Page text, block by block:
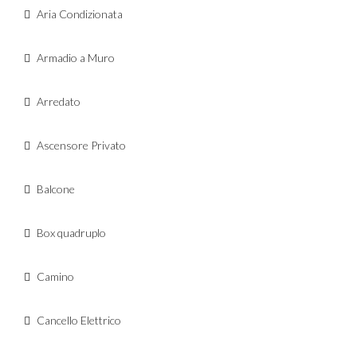
Aria Condizionata
Armadio a Muro
Arredato
Ascensore Privato
Balcone
Box quadruplo
Camino
Cancello Elettrico